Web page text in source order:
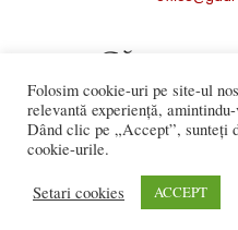
numai cu acordul expres al
Folosim cookie-uri pe site-ul
relevantă experiență,
Dând clic pe „Accept”, sunteți
cookie-urile.
Setari cookies ACCEPT